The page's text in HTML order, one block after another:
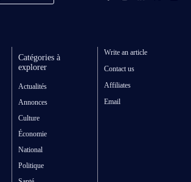
Catégories à
explorer
Actualités
Annonces
Culture
Économie
National
Politique
Write an article
Contact us
Affiliates
Email